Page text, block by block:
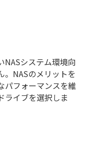
NASシステム環境向
。NASのメリットを
パフォーマンスを維
ライブを選択しま